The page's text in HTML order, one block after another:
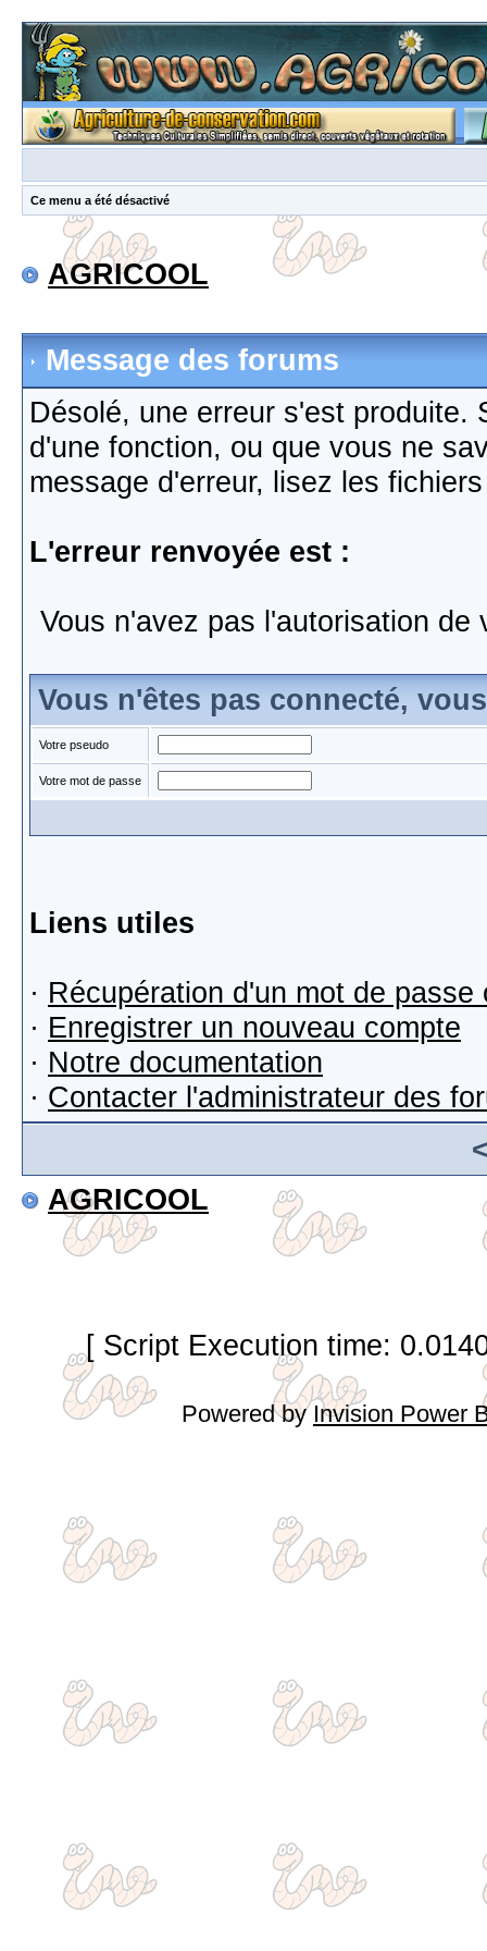
Ce menu a été désactivé
AGRICOOL
Message des forums
Désolé, une erreur s'est produite.
d'une fonction, ou que vous ne
message d'erreur, lisez les
L'erreur renvoyée est :
Vous n'avez pas l'autorisation de
Vous n'êtes pas connecté,
Votre pseudo
Votre mot de passe
Liens utiles
· Récupération d'un mot de passe
· Enregistrer un nouveau compte
· Notre documentation
· Contacter l'administrateur des
AGRICOOL
[ Script Execution time:
Powered byInvision Power